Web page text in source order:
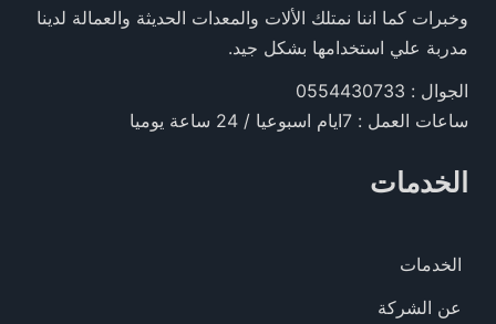
وخبرات كما اننا نمتلك الألات والمعدات الحديثة والعمالة لدينا
مدربة علي استخدامها بشكل جيد.
الجوال : 0554430733
ساعات العمل : 7ايام اسبوعيا / 24 ساعة يوميا
الخدمات
الخدمات
عن الشركة